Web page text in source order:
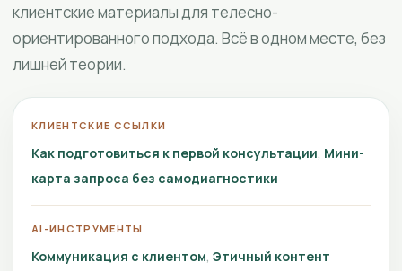
клиентские материалы для телесно-
ориентированного подхода. Всё в одном месте, без
лишней теории.
КЛИЕНТСКИЕ ССЫЛКИ
Как подготовиться к первой консультации Мини-
карта запроса без самодиагностики
AI-ИНСТРУМЕНТЫ
Коммуникация с клиентом Этичный контент